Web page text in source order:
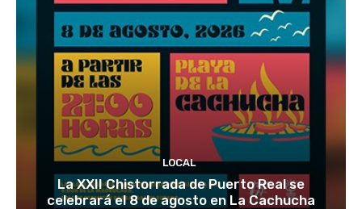
LOCAL
La XXII Chistorrada de Puerto Real se
celebrará el 8 de agosto en La Cachucha